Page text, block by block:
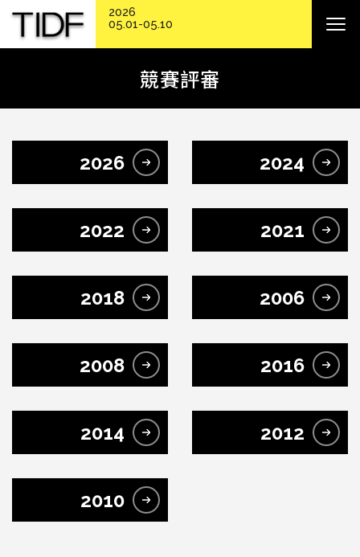
競賽評審
2026 2024
2022 2021
2018 2006
2008 2016
2014 2012
2010
2026
05.01-05.10